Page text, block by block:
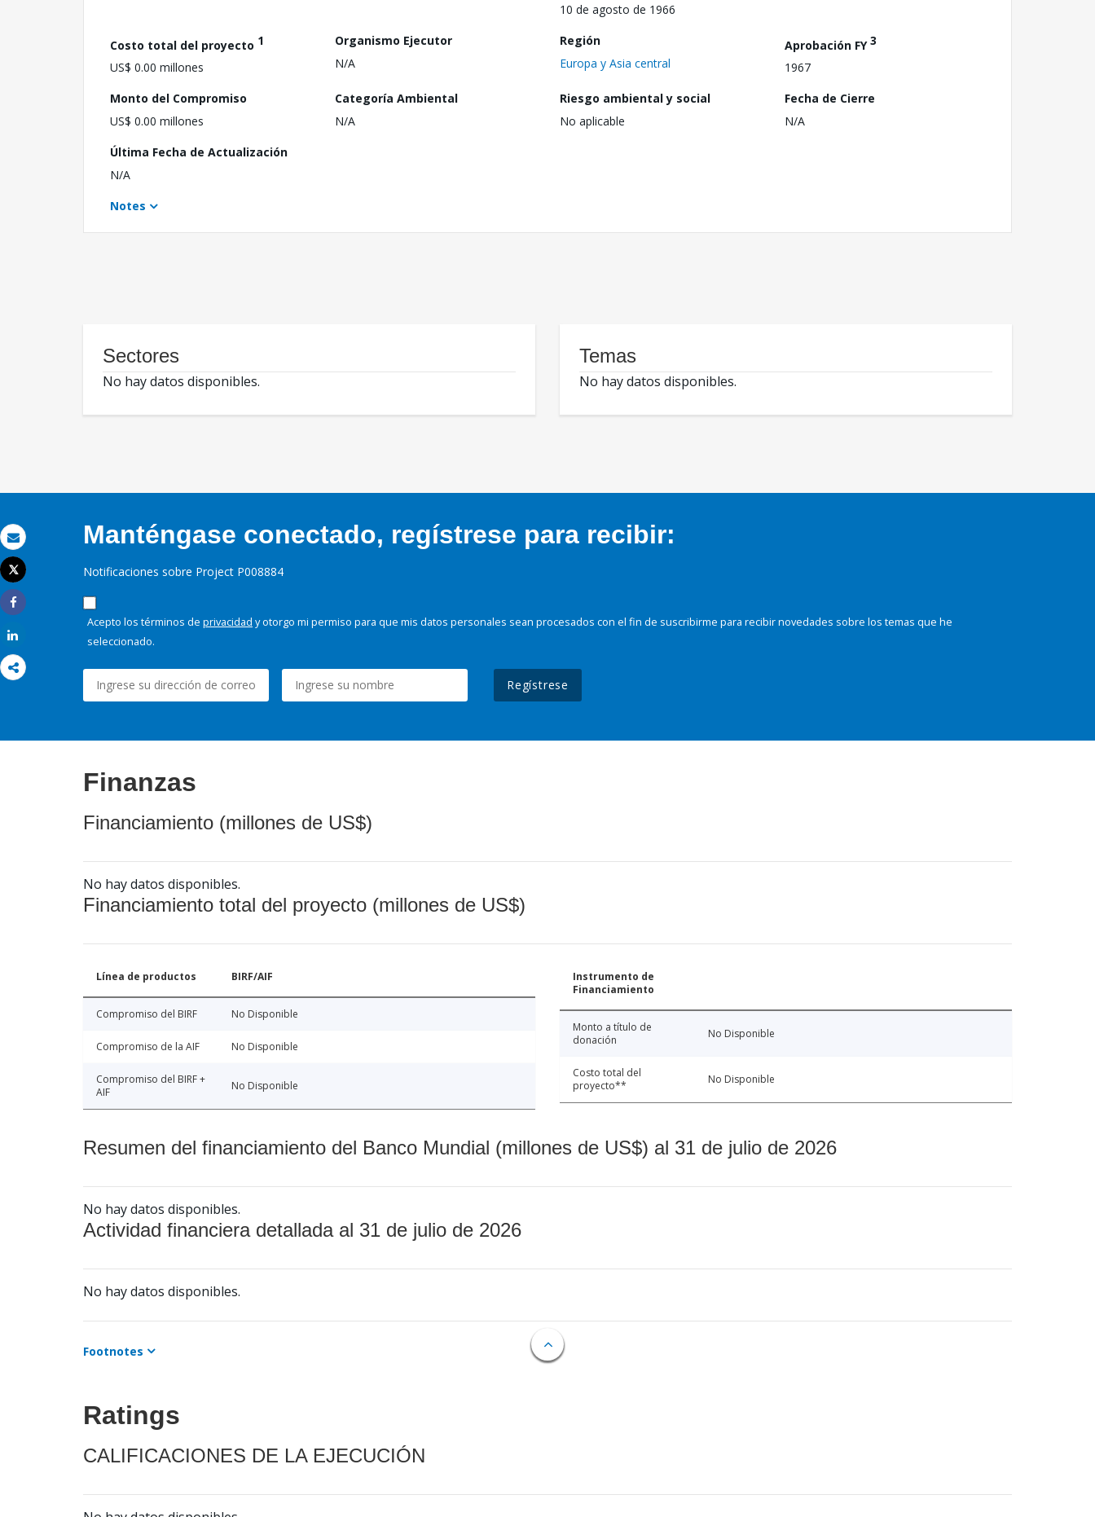
Correo electrónico
Imprimir
Tweet
Share
10 de agosto de 1966
Costo total del proyecto 1
US$ 0.00 millones
Organismo Ejecutor
N/A
Región
Europa y Asia central
Aprobación FY3
1967
Monto del Compromiso
US$ 0.00 millones
Categoría Ambiental
N/A
Riesgo ambiental y social
No aplicable
Fecha de Cierre
N/A
Última Fecha de Actualización
N/A
Notes
Sectores
No hay datos disponibles.
Temas
No hay datos disponibles.
Manténgase conectado, regístrese para recibir:
Notificaciones sobre Project P008884
Acepto los términos de privacidad y otorgo mi permiso para que mis datos personales sean procesados con el fin de suscribirme para recibir novedades sobre los temas que he
seleccionado.
Regístrese
Finanzas
Financiamiento (millones de US$)
No hay datos disponibles.
Financiamiento total del proyecto (millones de US$)
Línea de productos BIRF/AIF
Compromiso del BIRF No Disponible
Compromiso de la AIF No Disponible
Compromiso del BIRF +
AIF
No Disponible
Instrumento de
Financiamiento
Monto a título de
donación
No Disponible
Costo total del
proyecto**
No Disponible
Resumen del financiamiento del Banco Mundial (millones de US$) al 31 de julio de 2026
No hay datos disponibles.
Actividad financiera detallada al 31 de julio de 2026
No hay datos disponibles.
Footnotes
Ratings
CALIFICACIONES DE LA EJECUCIÓN